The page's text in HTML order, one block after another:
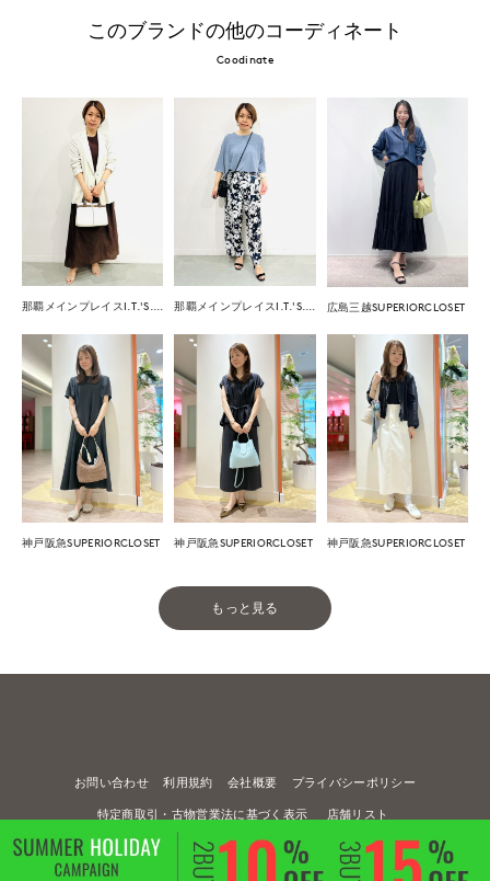
このブランドの他のコーディネート
Coodinate
広島三越SUPERIORCLOSET
神戸阪急SUPERIORCLOSET 神戸阪急SUPERIORCLOSET 神戸阪急SUPERIORCLOSET
もっと見る
お問い合わせ 利用規約 会社概要 プライバシーポリシー
特定商取引・古物営業法に基づく表示 店舗リスト
© FLANDRE CO., LTD.